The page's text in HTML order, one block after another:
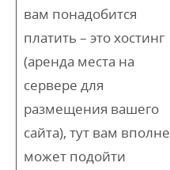
вам понадобится
платить – это хостинг
(аренда места на
сервере для
размещения вашего
сайта), тут вам вполне
может подойти